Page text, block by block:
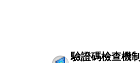
驗證碼檢查機制